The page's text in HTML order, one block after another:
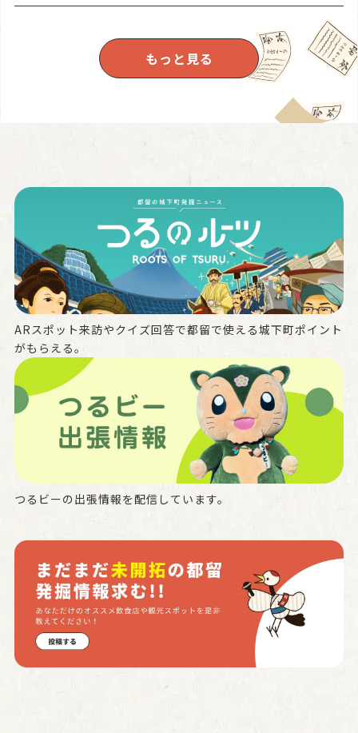
もっと見る
ARスポット来訪やクイズ回答で都留で使える城下町ポイント
がもらえる。
つるビーの出張情報を配信しています。